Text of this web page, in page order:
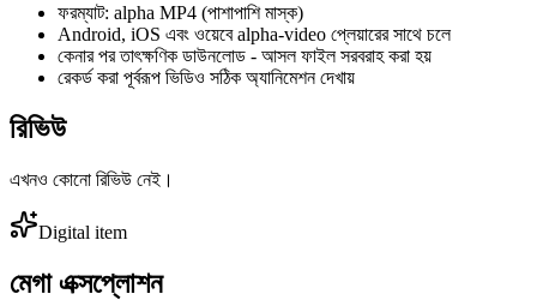
ফরম্যাট: alpha MP4 (পাশাপাশি মাস্ক)
Android, iOS এবং ওয়েবে alpha-video প্লেয়ারের সাথে চলে
কেনার পর তাৎক্ষণিক ডাউনলোড - আসল ফাইল সরবরাহ করা হয়
রেকর্ড করা পূর্বরূপ ভিডিও সঠিক অ্যানিমেশন দেখায়
রিভিউ
এখনও কোনো রিভিউ নেই।
Digital item
মেগা এক্সপ্লোশন